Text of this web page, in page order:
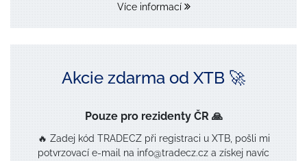
Více informací
Akcie zdarma od XTB 🚀
Pouze pro rezidenty ČR 🙏
🔥 Zadej kód TRADECZ při registraci u XTB, pošli mi
potvrzovací e-mail na info@tradecz.cz a získej navíc